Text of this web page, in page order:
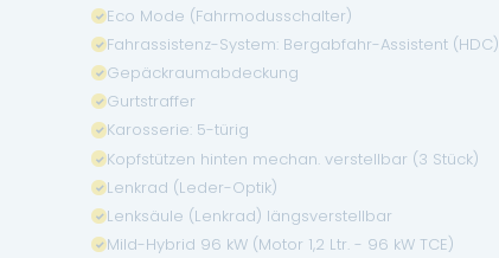
Eco Mode (Fahrmodusschalter)
Fahrassistenz-System: Bergabfahr-Assistent (HDC)
Gepäckraumabdeckung
Gurtstraffer
Karosserie: 5-türig
Kopfstützen hinten mechan. verstellbar (3 Stück)
Lenkrad (Leder-Optik)
Lenksäule (Lenkrad) längsverstellbar
Mild-Hybrid 96 kW (Motor 1,2 Ltr. - 96 kW TCE)